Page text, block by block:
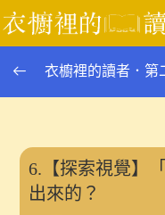
跳
至
內
12.如何重建二十世紀的
與奧斯威辛的焚屍爐
衣櫥裡的讀者．第
6.【探索視覺】
出來的？